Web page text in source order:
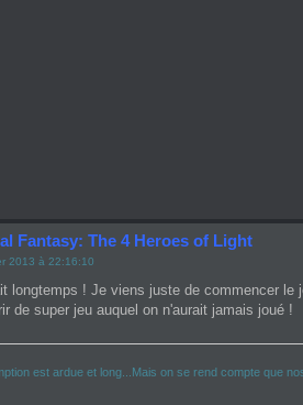
Fantasy: The 4 Heroes of Light
2013 à 22:16:10
longtemps ! Je viens juste de commencer
de super jeu auquel on n'aurait jamais joué !
est ardue et long...Mais on se rend compte que